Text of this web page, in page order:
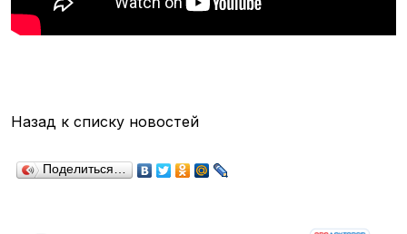
Назад к списку новостей
Поделиться…